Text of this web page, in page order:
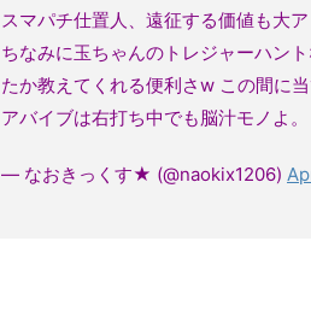
スマパチ仕置人、遠征する価値も大
ちなみに玉ちゃんのトレジャーハン
たか教えてくれる便利さw この間に
アバイブは右打ち中でも脳汁モノよ。
— なおきっくす★ (@naokix1206)